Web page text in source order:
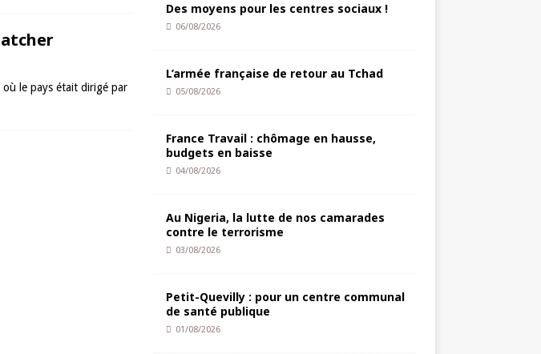
le pays était dirigé par
Des moyens pour les centres sociaux !
06/08/2026
L’armée française de retour au Tchad
05/08/2026
France Travail : chômage en hausse,
budgets en baisse
04/08/2026
Au Nigeria, la lutte de nos camarades
contre le terrorisme
03/08/2026
Petit-Quevilly : pour un centre communal
de santé publique
01/08/2026